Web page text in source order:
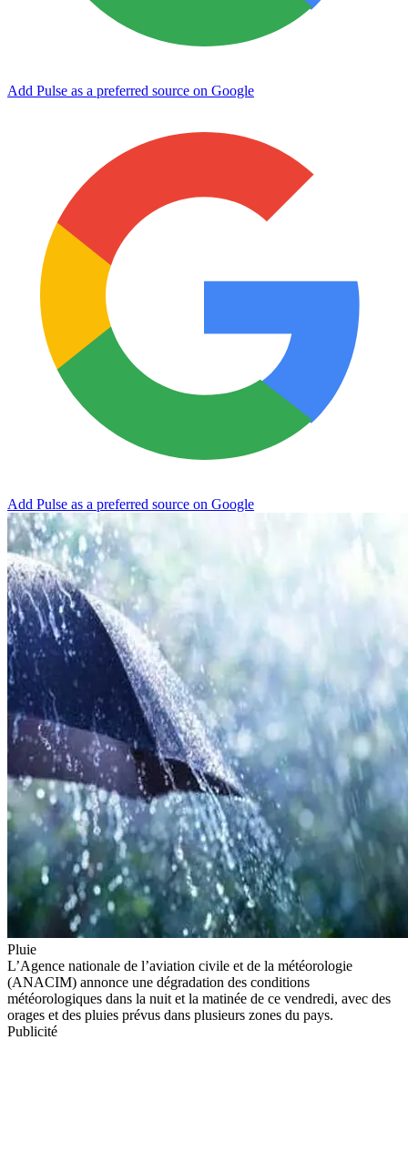
Add Pulse as a preferred source on Google
Add Pulse as a preferred source on Google
Pluie
L’Agence nationale de l’aviation civile et de la météorologie
(ANACIM) annonce une dégradation des conditions
météorologiques dans la nuit et la matinée de ce vendredi, avec des
orages et des pluies prévus dans plusieurs zones du pays.
Publicité